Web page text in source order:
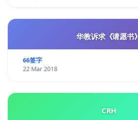
华教诉求《请愿书》
66签字
22 Mar 2018
CRH